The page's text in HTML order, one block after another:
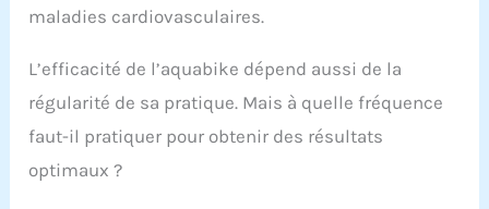
maladies cardiovasculaires.
L’efficacité de l’aquabike dépend aussi de la
régularité de sa pratique. Mais à quelle fréquence
faut-il pratiquer pour obtenir des résultats
optimaux ?